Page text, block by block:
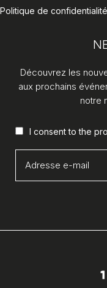
Politique de confidentialité
Découvrez les
aux prochains
notre
I consent to the